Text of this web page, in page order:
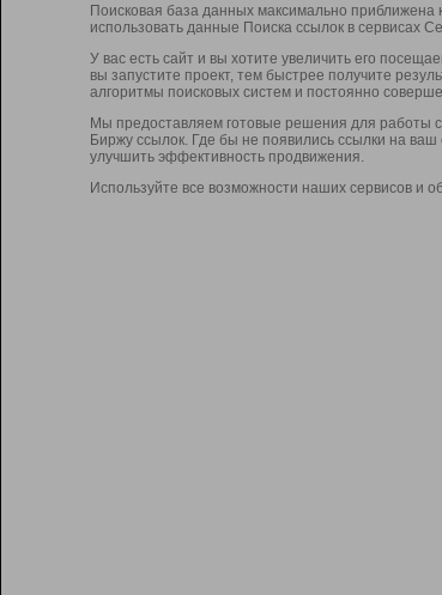
Поисковая база данных максимально
использовать данные Поиска ссылок в сервисах
У вас есть сайт и вы хотите увеличить его
вы запустите проект, тем быстрее получите
алгоритмы поисковых систем и постоянно
Мы предоставляем готовые решения для работы
Биржу ссылок. Где бы не появились ссылки на
улучшить эффективность продвижения.
Используйте все возможности наших сервисов и